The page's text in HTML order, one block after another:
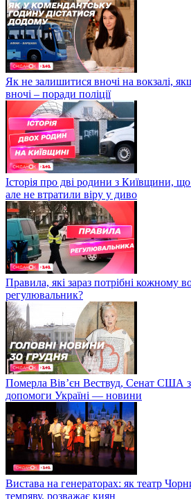
Як не залишитися вночі на вокзалі,
вночі – поради поліції
Історія про дві родини з Київщини,
але не втратили віру у диво
Правила, які зараз потрібні кожному
регулювальник?
Померла Вівʼєн Вествуд, Сенат США
допомоги Україні — новини
Вистава на генераторах: як театр
темряву, розважає киян